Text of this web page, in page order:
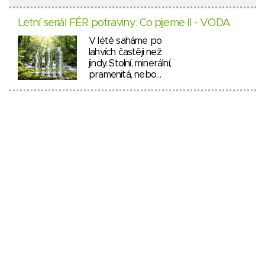
Letní seriál FÉR potraviny: Co pijeme II - VODA
V létě saháme po
lahvích častěji než
jindy. Stolní, minerální,
pramenitá, nebo…